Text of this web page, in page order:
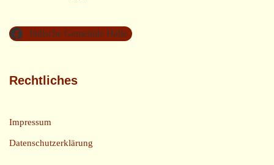
Jüdische Gemeinde Halle
Rechtliches
Impressum
Datenschutzerklärung